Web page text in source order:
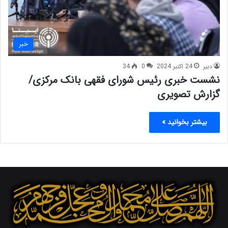
خبر
دبیر 24 اکتبر 2024 0
34
نشست خبری رئیس شورای فقهی بانک مرکزی/
گزارش تصویری
بیشتر بخوانید »